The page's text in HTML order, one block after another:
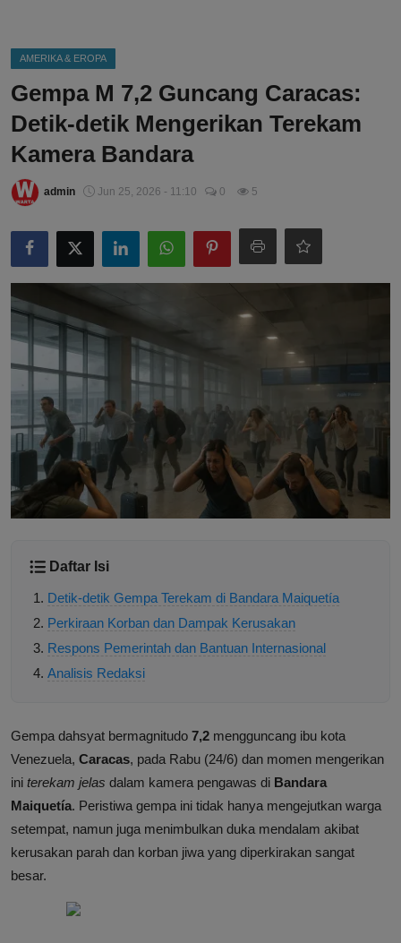
AMERIKA & EROPA
Gempa M 7,2 Guncang Caracas:
Detik-detik Mengerikan Terekam
Kamera Bandara
admin Jun 25, 2026 - 11:10 0 5
Daftar Isi
Detik-detik Gempa Terekam di Bandara Maiquetía
Perkiraan Korban dan Dampak Kerusakan
Respons Pemerintah dan Bantuan Internasional
Analisis Redaksi
Gempa dahsyat bermagnitudo 7,2 mengguncang ibu kota
Venezuela, Caracas, pada Rabu (24/6) dan momen mengerikan
ini terekam jelas dalam kamera pengawas di Bandara
Maiquetía. Peristiwa gempa ini tidak hanya mengejutkan warga
setempat, namun juga menimbulkan duka mendalam akibat
kerusakan parah dan korban jiwa yang diperkirakan sangat
besar.